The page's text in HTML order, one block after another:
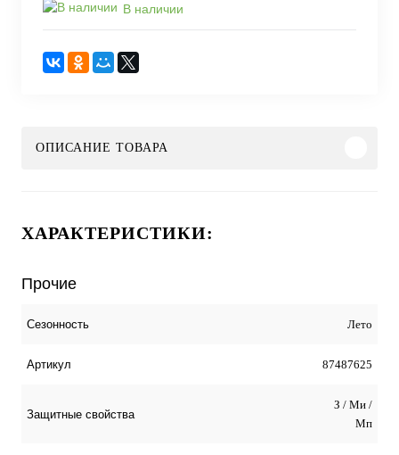
В наличии
ОПИСАНИЕ ТОВАРА
ХАРАКТЕРИСТИКИ:
Прочие
Сезонность Лето
Артикул 87487625
Защитные свойства
З / Ми /
Мп